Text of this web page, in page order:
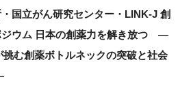
国立がん研究センター・LINK-J 創
ジウム 日本の創薬力を解き放つ ―
挑む創薬ボトルネックの突破と社会